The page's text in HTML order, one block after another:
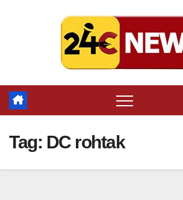
Tag: DC rohtak